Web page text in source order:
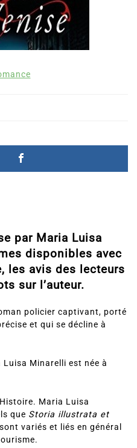
par Maria Luisa
disponibles avec
les avis des lecteurs
sur l’auteur.
et qui se décline à
que Storia illustrata et
variés et liés en général